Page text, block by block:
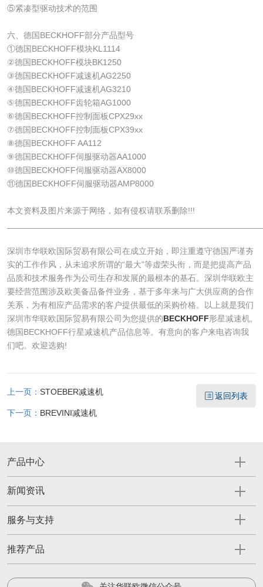
⑤紧凑型驱动技术的范围
六、德国BECKHOFF部分产品型号
①德国BECKHOFF模块KL1114
②德国BECKHOFF模块BK1250
③德国BECKHOFF减速机AG2250
④德国BECKHOFF减速机AG3210
⑤德国BECKHOFF齿轮箱AG1000
⑥德国BECKHOFF控制面板CPX29xx
⑦德国BECKHOFF控制面板CPX39xx
⑧德国BECKHOFF AA112
⑨德国BECKHOFF伺服驱动器AA1000
⑩德国BECKHOFF伺服驱动器AX8000
⑪德国BECKHOFF伺服驱动器AMP8000
本文资料及图片来源于网络，如有侵权请联系删除!!!
深圳市华联欧国际贸易有限公司​在成立开始，即注重遵守德国严谨夯
实的工作作风，从未追求所谓的“最大”等虚荣头衔，而是把提高产品
品质和技术服务作为公司生存和发展的最根本的基石。深圳华联欧主
要经营范围涉及欧美备品备件业务，基于多年来与广大供应商的合作
关系，为有相应产品需求的客户提供最低的采购价格。以上就是我们
深圳市华联欧国际贸易有限公司为您提供的BECKHOFF形星减速机,
德国BECKHOFF行星减速机产品信息等。有意向的客户来电咨询我
们吧。欢迎选购!
上一页： STOEBER减速机
下一页： BREVINI减速机
返回列表
产品中心
新闻资讯
服务与支持
推荐产品